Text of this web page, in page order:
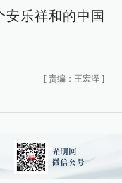
安乐祥和的中国
[ 责编：王宏泽 ]